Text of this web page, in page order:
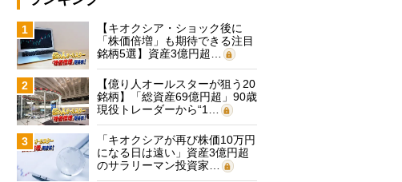
1
【キオクシア・ショック後に
「株価倍増」も期待できる注目
銘柄5選】資産3億円超…
2
【億り人オールスターが狙う20
銘柄】「総資産69億円超」90歳
現役トレーダーから“1…
3
「キオクシアが再び株価10万円
になる日は遠い」資産3億円超
のサラリーマン投資家…